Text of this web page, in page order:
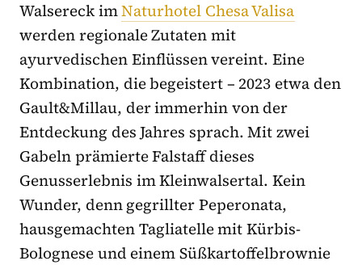
Walsereck imNaturhotel Chesa Valisa
werden regionale Zutaten mit
ayurvedischen Einflüssen vereint. Eine
Kombination, die begeistert – 2023 etwa den
Gault&Millau, der immerhin von der
Entdeckung des Jahres sprach. Mit zwei
Gabeln prämierte Falstaff dieses
Genusserlebnis im Kleinwalsertal. Kein
Wunder, denn gegrillter Peperonata,
hausgemachten Tagliatelle mit Kürbis-
Bolognese und einem Süßkartoffelbrownie